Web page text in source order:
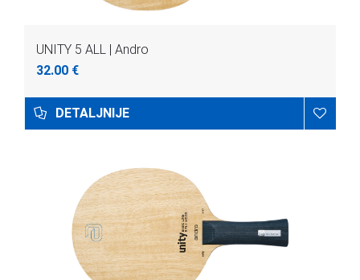
UNITY 5 ALL | Andro
32.00 €
DETALJNIJE